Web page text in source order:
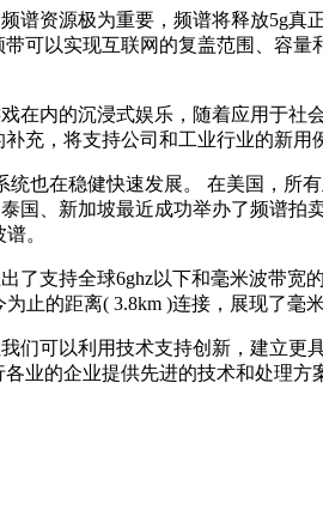
谱资源极为重要，频谱将释放5g
可以实现互联网的复盖范围、容
在内的沉浸式娱乐，随着应用于
充，将支持公司和工业行业的新用
也在稳健快速发展。 在美国，
国、新加坡最近成功举办了频谱
。
支持全球6ghz以下和毫米波带宽
止的距离( 3.8km )连接，展现了毫
们可以利用技术支持创新，建立
业的企业提供先进的技术和处理